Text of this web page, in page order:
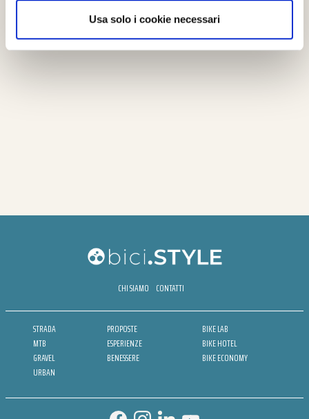
Usa solo i cookie necessari
CHI SIAMO CONTATTI
STRADA
MTB
GRAVEL
URBAN
PROPOSTE
ESPERIENZE
BENESSERE
BIKE LAB
BIKE HOTEL
BIKE ECONOMY